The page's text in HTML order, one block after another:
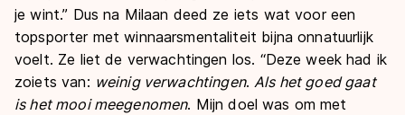
je wint.” Dus na Milaan deed ze iets wat voor een
topsporter met winnaarsmentaliteit bijna onnatuurlijk
voelt. Ze liet de verwachtingen los. “Deze week had ik
zoiets van: weinig verwachtingen.Als het goed gaat
is het mooi meegenomen. Mijn doel was om met